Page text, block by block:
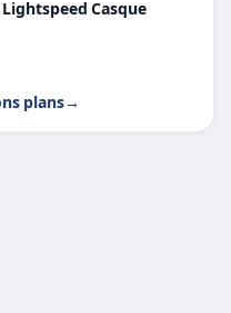
Casque
plans→